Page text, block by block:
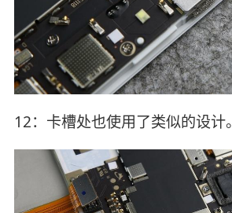
12：卡槽处也使用了类似的设计。